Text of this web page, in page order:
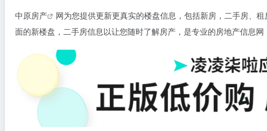
中原房产
网为您提供更新更真实的楼盘信息，包括新房，二手房、
面的新楼盘，二手房信息以让您随时了解房产，是专业的房地产信息网